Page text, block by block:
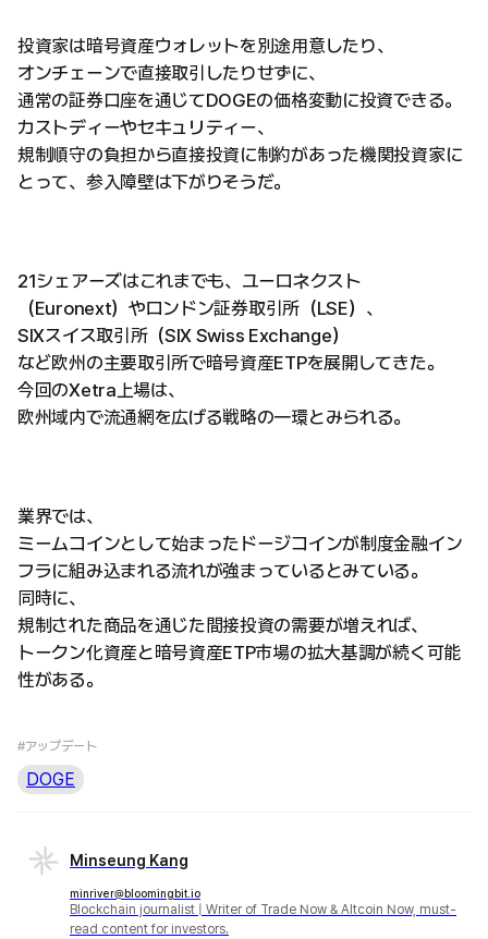
投資家は暗号資産ウォレットを別途用意したり、
オンチェーンで直接取引したりせずに、
通常の証券口座を通じてDOGEの価格変動に投資できる。
カストディーやセキュリティー、
規制順守の負担から直接投資に制約があった機関投資家に
とって、参入障壁は下がりそうだ。
21シェアーズはこれまでも、ユーロネクスト
（Euronext）やロンドン証券取引所（LSE）、
SIXスイス取引所（SIX Swiss Exchange）
など欧州の主要取引所で暗号資産ETPを展開してきた。
今回のXetra上場は、
欧州域内で流通網を広げる戦略の一環とみられる。
業界では、
ミームコインとして始まったドージコインが制度金融イン
フラに組み込まれる流れが強まっているとみている。
同時に、
規制された商品を通じた間接投資の需要が増えれば、
トークン化資産と暗号資産ETP市場の拡大基調が続く可能
性がある。
#アップデート
DOGE
Minseung Kang
minriver@bloomingbit.io
Blockchain journalist | Writer of Trade Now & Altcoin Now, must-
read content for investors.